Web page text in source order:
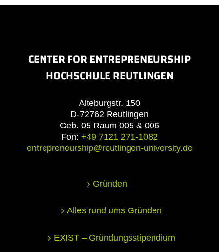
CENTER FOR ENTREPRENEURSHIP
HOCHSCHULE REUTLINGEN
Alteburgstr. 150
D-72762 Reutlingen
Geb. 05 Raum 005 & 006
Fon: +49 7121 271-1082
entrepreneurship@reutlingen-university.de
Gründen
Alles rund ums Gründen
EXIST – Gründungsstipendium